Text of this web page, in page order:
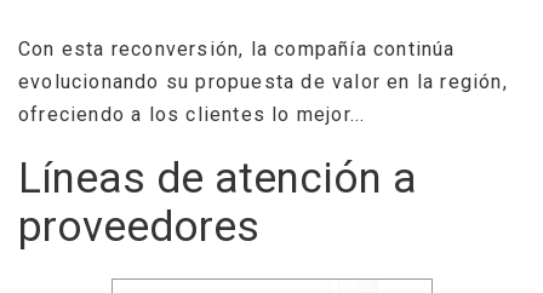
Con esta reconversión, la compañía continúa
evolucionando su propuesta de valor en la región,
ofreciendo a los clientes lo mejor...
Líneas de atención a
proveedores